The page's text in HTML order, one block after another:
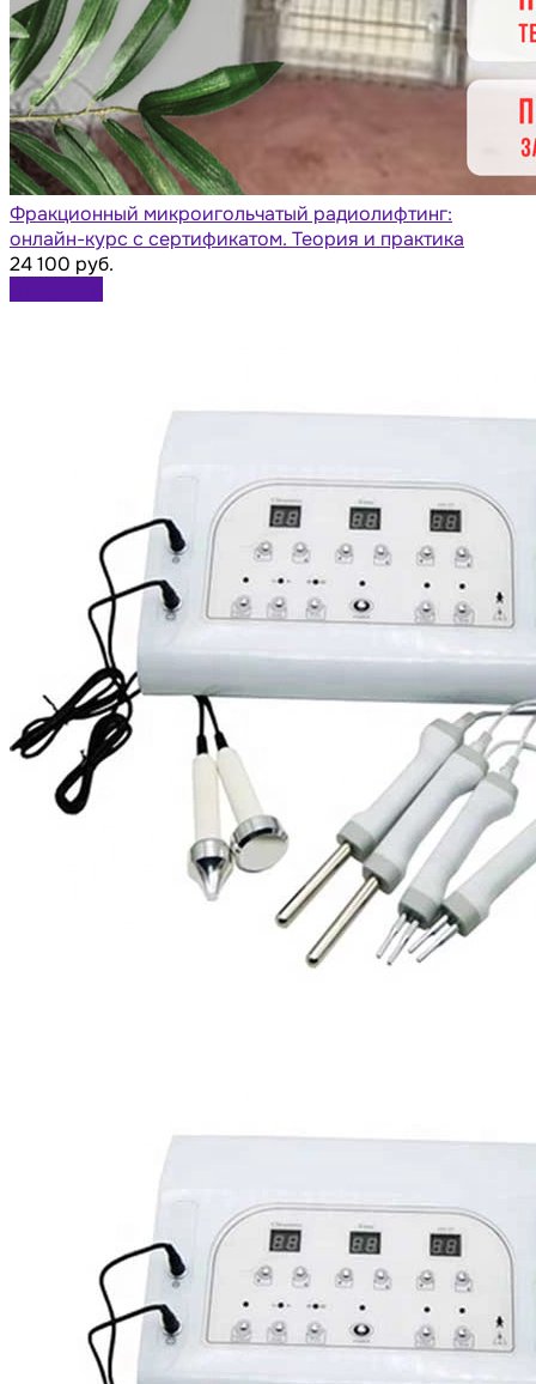
Фракционный микроигольчатый радиолифтинг:
онлайн-курс с сертификатом. Теория и практика
24 100 руб.